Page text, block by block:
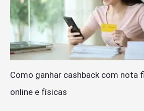
Como ganhar cashback com nota
online e físicas